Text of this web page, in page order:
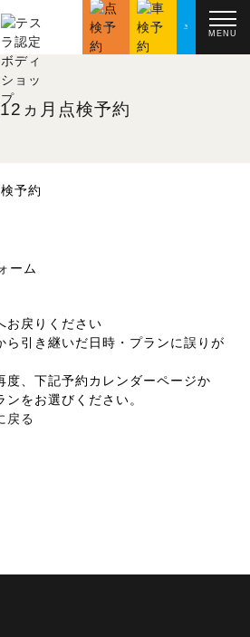
MENU
ヵ月点検予約
予約
ーム
お戻りください
ら引き継いだ日時・プランに誤りが
度、下記予約カレンダーページか
をお選びください。
戻る